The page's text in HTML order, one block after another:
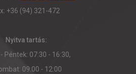
+36 (94) 321-472
Nyitva tartás:
Péntek: 07:30 - 16:30,
09:00 - 12:00